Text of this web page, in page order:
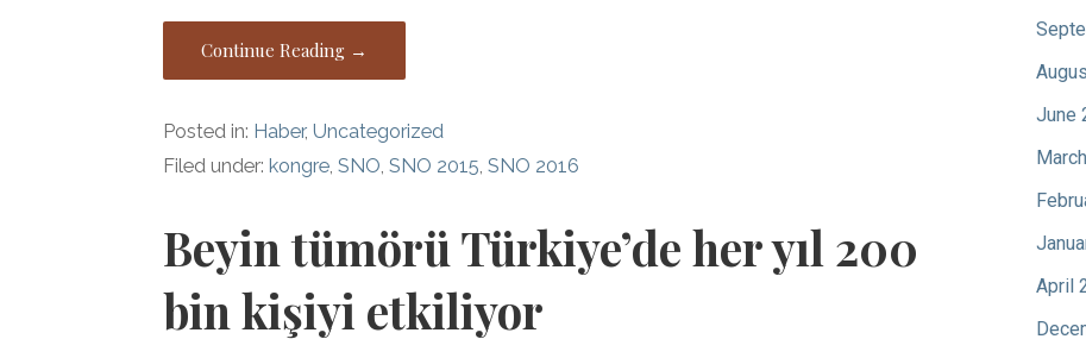
Continue Reading →
Posted in: Haber,Uncategorized
Filed under:kongre ,SNO ,SNO 2015 ,SNO 2016
Beyin tümörü Türkiye’de her yıl 200
bin kişiyi etkiliyor
June
April